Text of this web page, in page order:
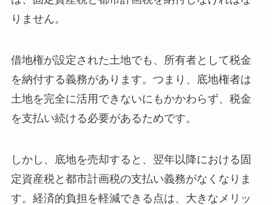
りません。
借地権が設定された土地でも、所有者として税金
を納付する義務があります。つまり、底地権者は
土地を完全に活用できないにもかかわらず、税金
を支払い続ける必要があるためです。
しかし、底地を売却すると、翌年以降における固
定資産税と都市計画税の支払い義務がなくなりま
す。経済的負担を軽減できる点は、大きなメリッ